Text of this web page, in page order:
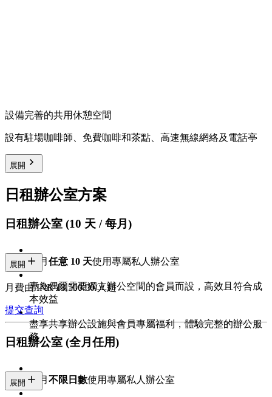
設備完善的共用休憩空間
設有駐場咖啡師、免費咖啡和茶點、高速無線網絡及電話亭
展開
日租辦公室方案
日租辦公室 (10 天 / 每月)
每月 任意 10 天使用專屬私人辦公室
專為偶爾需要獨立辦公空間的會員而設，高效且符合成
本效益
盡享共享辦公設施與會員專屬福利，體驗完整的辦公服
務
展開
月費由 INR 13,500.00/人起
提交查詢
日租辦公室 (全月任用)
每月 不限日數使用專屬私人辦公室
展開